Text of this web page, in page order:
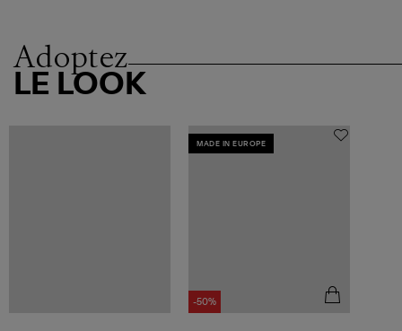
Adoptez
LE LOOK
MADE IN EUROPE
-50%